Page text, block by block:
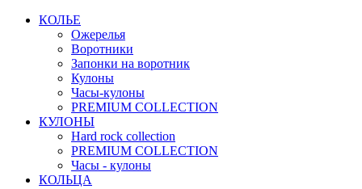
КОЛЬЕ
Ожерелья
Воротники
Запонки на воротник
Кулоны
Часы-кулоны
PREMIUM COLLECTION
КУЛОНЫ
Hard rock collection
PREMIUM COLLECTION
Часы - кулоны
КОЛЬЦА